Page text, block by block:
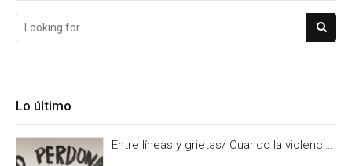
Lo último
Entre líneas y grietas/ Cuando la violencia